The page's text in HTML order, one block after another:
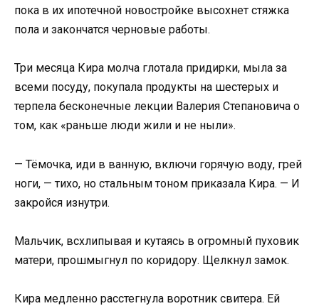
пока в их ипотечной новостройке высохнет стяжка
пола и закончатся черновые работы.
Три месяца Кира молча глотала придирки, мыла за
всеми посуду, покупала продукты на шестерых и
терпела бесконечные лекции Валерия Степановича о
том, как «раньше люди жили и не ныли».
— Тёмочка, иди в ванную, включи горячую воду, грей
ноги, — тихо, но стальным тоном приказала Кира. — И
закройся изнутри.
Мальчик, всхлипывая и кутаясь в огромный пуховик
матери, прошмыгнул по коридору. Щелкнул замок.
Кира медленно расстегнула воротник свитера. Ей